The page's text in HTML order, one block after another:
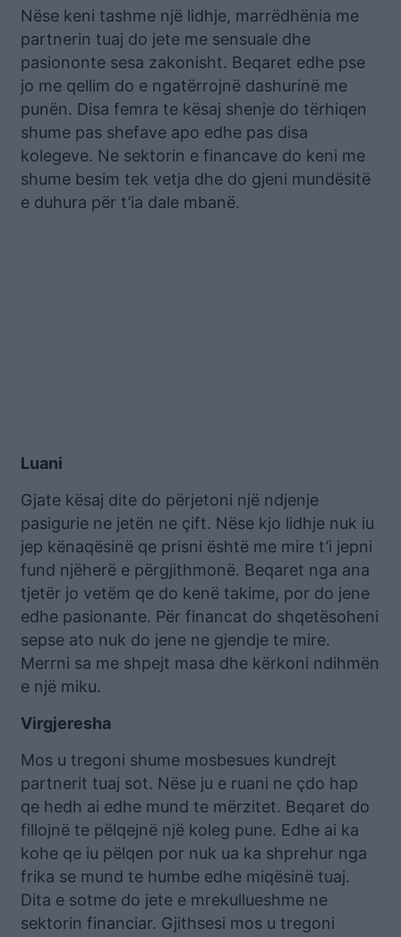
Nëse keni tashme një lidhje, marrëdhënia me
partnerin tuaj do jete me sensuale dhe
pasiononte sesa zakonisht. Beqaret edhe pse
jo me qellim do e ngatërrojnë dashurinë me
punën. Disa femra te kësaj shenje do tërhiqen
shume pas shefave apo edhe pas disa
kolegeve. Ne sektorin e financave do keni me
shume besim tek vetja dhe do gjeni mundësitë
e duhura për t’ia dale mbanë.
Luani
Gjate kësaj dite do përjetoni një ndjenje
pasigurie ne jetën ne çift. Nëse kjo lidhje nuk iu
jep kënaqësinë qe prisni është me mire t’i jepni
fund njëherë e përgjithmonë. Beqaret nga ana
tjetër jo vetëm qe do kenë takime, por do jene
edhe pasionante. Për financat do shqetësoheni
sepse ato nuk do jene ne gjendje te mire.
Merrni sa me shpejt masa dhe kërkoni ndihmën
e një miku.
Virgjeresha
Mos u tregoni shume mosbesues kundrejt
partnerit tuaj sot. Nëse ju e ruani ne çdo hap
qe hedh ai edhe mund te mërzitet. Beqaret do
fillojnë te pëlqejnë një koleg pune. Edhe ai ka
kohe qe iu pëlqen por nuk ua ka shprehur nga
frika se mund te humbe edhe miqësinë tuaj.
Dita e sotme do jete e mrekullueshme ne
sektorin financiar. Gjithsesi mos u tregoni